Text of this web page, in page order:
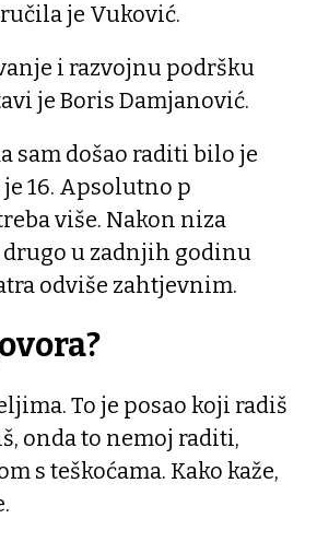
je Vuković.
i razvojnu podršku
je Boris Damjanović.
sam došao raditi bilo je
16. Apsolutno p
više. Nakon niza
drugo u zadnjih godinu
odviše zahtjevnim.
To je posao koji radiš
onda to nemoj raditi,
s teškoćama. Kako kaže,